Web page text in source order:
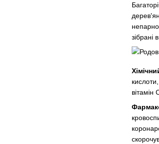
зібрані
вітамін